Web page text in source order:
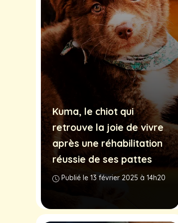
Kuma, le chiot qui
retrouve la joie de vivre
après une réhabilitation
réussie de ses pattes
Publié le 13 février 2025 à 14h20